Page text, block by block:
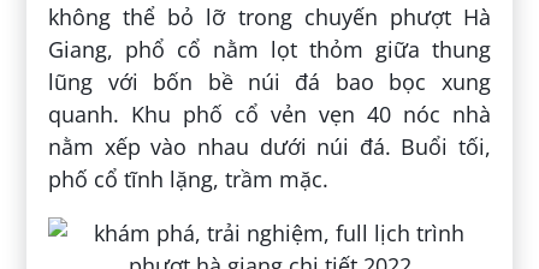
không thể bỏ lỡ trong chuyến phượt Hà
Giang, phổ cổ nằm lọt thỏm giữa thung
lũng với bốn bề núi đá bao bọc xung
quanh. Khu phố cổ vẻn vẹn 40 nóc nhà
nằm xếp vào nhau dưới núi đá. Buổi tối,
phố cổ tĩnh lặng, trầm mặc.